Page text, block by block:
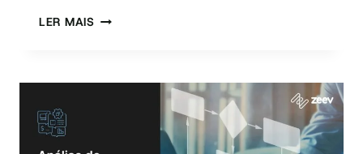
LER MAISFERRAMENTAS